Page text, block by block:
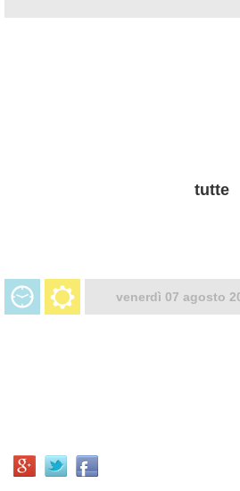
tutte
venerdì 07 agosto